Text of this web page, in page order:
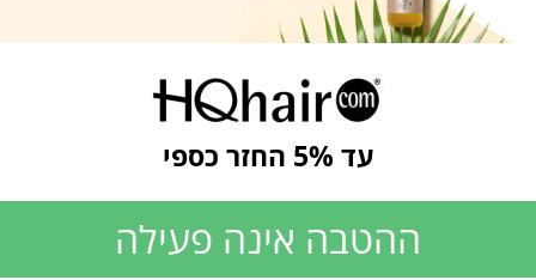
עד 5% החזר כספי
ההטבה אינה פעילה